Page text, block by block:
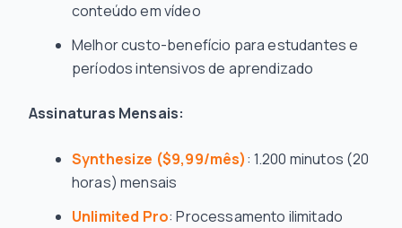
conteúdo em vídeo
Melhor custo-benefício para estudantes e
períodos intensivos de aprendizado
Assinaturas Mensais:
Synthesize ($9,99/mês): 1.200 minutos (20
horas) mensais
Unlimited Pro: Processamento ilimitado